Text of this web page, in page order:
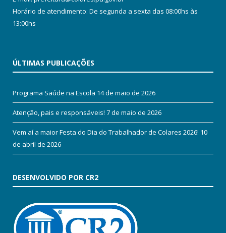
Horário de atendimento: De segunda a sexta das 08:00hs às
13:00hs
ÚLTIMAS PUBLICAÇÕES
Programa Saúde na Escola 14 de maio de 2026
Atenção, pais e responsáveis! 7 de maio de 2026
Vem aí a maior Festa do Dia do Trabalhador de Colares 2026! 10
de abril de 2026
DESENVOLVIDO POR CR2